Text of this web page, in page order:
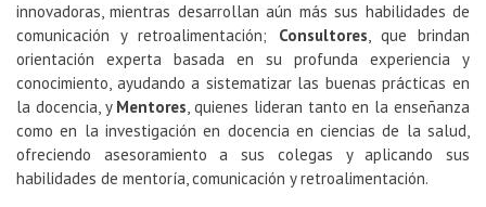
innovadoras, mientras desarrollan aún más sus habilidades de
comunicación y retroalimentación; Consultores, que brindan
orientación experta basada en su profunda experiencia y
conocimiento, ayudando a sistematizar las buenas prácticas en
la docencia, y Mentores, quienes lideran tanto en la enseñanza
como en la investigación en docencia en ciencias de la salud,
ofreciendo asesoramiento a sus colegas y aplicando sus
habilidades de mentoría, comunicación y retroalimentación.